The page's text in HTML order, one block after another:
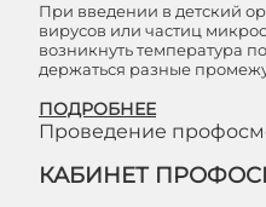
При введении в детский
вирусов или частиц
возникнуть температура
держаться разные
ПОДРОБНЕЕ
Проведение
КАБИНЕТ